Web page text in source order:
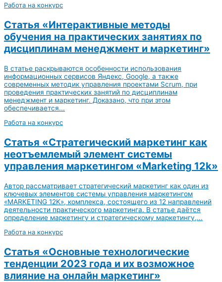
Работа на конкурс
Статья «Интерактивные методы
обучения на практических занятиях по
дисциплинам менеджмент и маркетинг»
В статье раскрываются особенности использования
информационных сервисов Яндекс, Google, а также
современных методик управления проектами Scrum, при
проведения практических занятий по дисциплинам
менеджмент и маркетинг. Доказано, что при этом
обеспечивается...
Работа на конкурс
Статья «Стратегический маркетинг как
неотъемлемый элемент системы
управления маркетингом «Marketing 12k»
Автор рассматривает стратегический маркетинг как один из
ключевых элементов системы управления маркетингом
«MARKETING 12K», комплекса, состоящего из 12 направлений
деятельности практического маркетинга. В статье даётся
определение маркетингу и стратегическому маркетингу,...
Работа на конкурс
Статья «Основные технологические
тенденции 2023 года и их возможное
влияние на онлайн маркетинг»